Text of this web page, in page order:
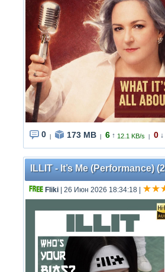
0 173 MB 6 ↑ 12.1 KB/s 0 ↓
ILLIT - It’s Me (Performance)
Fliki | 26 Июн 2026 18:34:18